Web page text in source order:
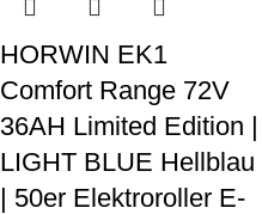
HORWIN EK1
Comfort Range 72V
36AH Limited Edition |
LIGHT BLUE Hellblau
| 50er Elektroroller E-